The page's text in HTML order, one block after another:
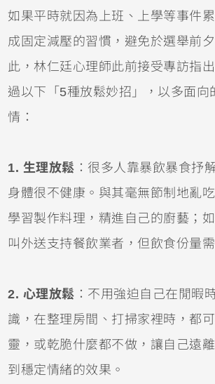
如果平時就因為上班、上學等事件
成固定減壓的習慣，避免於選舉前
此，林仁廷心理師此前接受專訪指
過以下「5種放鬆妙招」，以多面向
情：
1. 生理放鬆 ：很多人靠暴飲暴食抒
身體很不健康。與其毫無節制地亂
學習製作料理，精進自己的廚藝；
叫外送支持餐飲業者，但飲食份量
2. 心理放鬆 ：不用強迫自己在閒暇
識，在整理房間、打掃家裡時，都
靈，或乾脆什麼都不做，讓自己遠
到穩定情緒的效果。